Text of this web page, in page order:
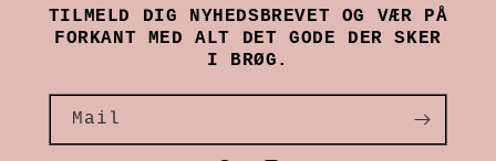
TILMELD DIG NYHEDSBREVET OG VÆR PÅ
FORKANT MED ALT DET GODE DER SKER
I BRØG.
Mail